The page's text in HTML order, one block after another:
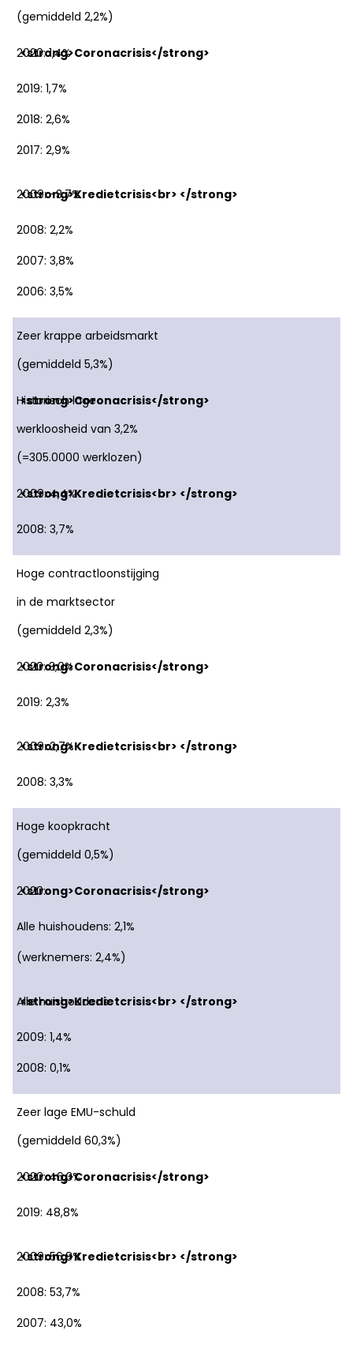
(gemiddeld 2,2%)
2020: 1,4%
2019: 1,7%
2018: 2,6%
2017: 2,9%
2009: -3,7%
2008: 2,2%
2007: 3,8%
2006: 3,5%
Zeer krappe arbeidsmarkt
(gemiddeld 5,3%)
Historisch lage
werkloosheid van 3,2%
(=305.0000 werklozen)
2009: 4,4%
2008: 3,7%
Hoge contractloonstijging
in de marktsector
(gemiddeld 2,3%)
2020: 3,0%
2019: 2,3%
2009: 2,7%
2008: 3,3%
Hoge koopkracht
(gemiddeld 0,5%)
2020:
Alle huishoudens: 2,1%
(werknemers: 2,4%)
Alle huishoudens:
2009: 1,4%
2008: 0,1%
Zeer lage EMU-schuld
(gemiddeld 60,3%)
2020: 46,3%
2019: 48,8%
2009: 56,8%
2008: 53,7%
2007: 43,0%